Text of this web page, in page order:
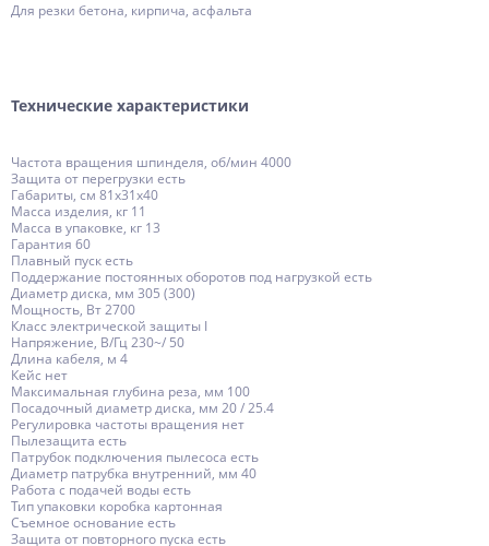
Для резки бетона, кирпича, асфальта
Технические характеристики
Частота вращения шпинделя, об/мин 4000
Защита от перегрузки есть
Габариты, см 81x31x40
Масса изделия, кг 11
Масса в упаковке, кг 13
Гарантия 60
Плавный пуск есть
Поддержание постоянных оборотов под нагрузкой есть
Диаметр диска, мм 305 (300)
Мощность, Вт 2700
Класс электрической защиты I
Напряжение, В/Гц 230~/ 50
Длина кабеля, м 4
Кейс нет
Максимальная глубина реза, мм 100
Посадочный диаметр диска, мм 20 / 25.4
Регулировка частоты вращения нет
Пылезащита есть
Патрубок подключения пылесоса есть
Диаметр патрубка внутренний, мм 40
Работа с подачей воды есть
Тип упаковки коробка картонная
Съемное основание есть
Защита от повторного пуска есть